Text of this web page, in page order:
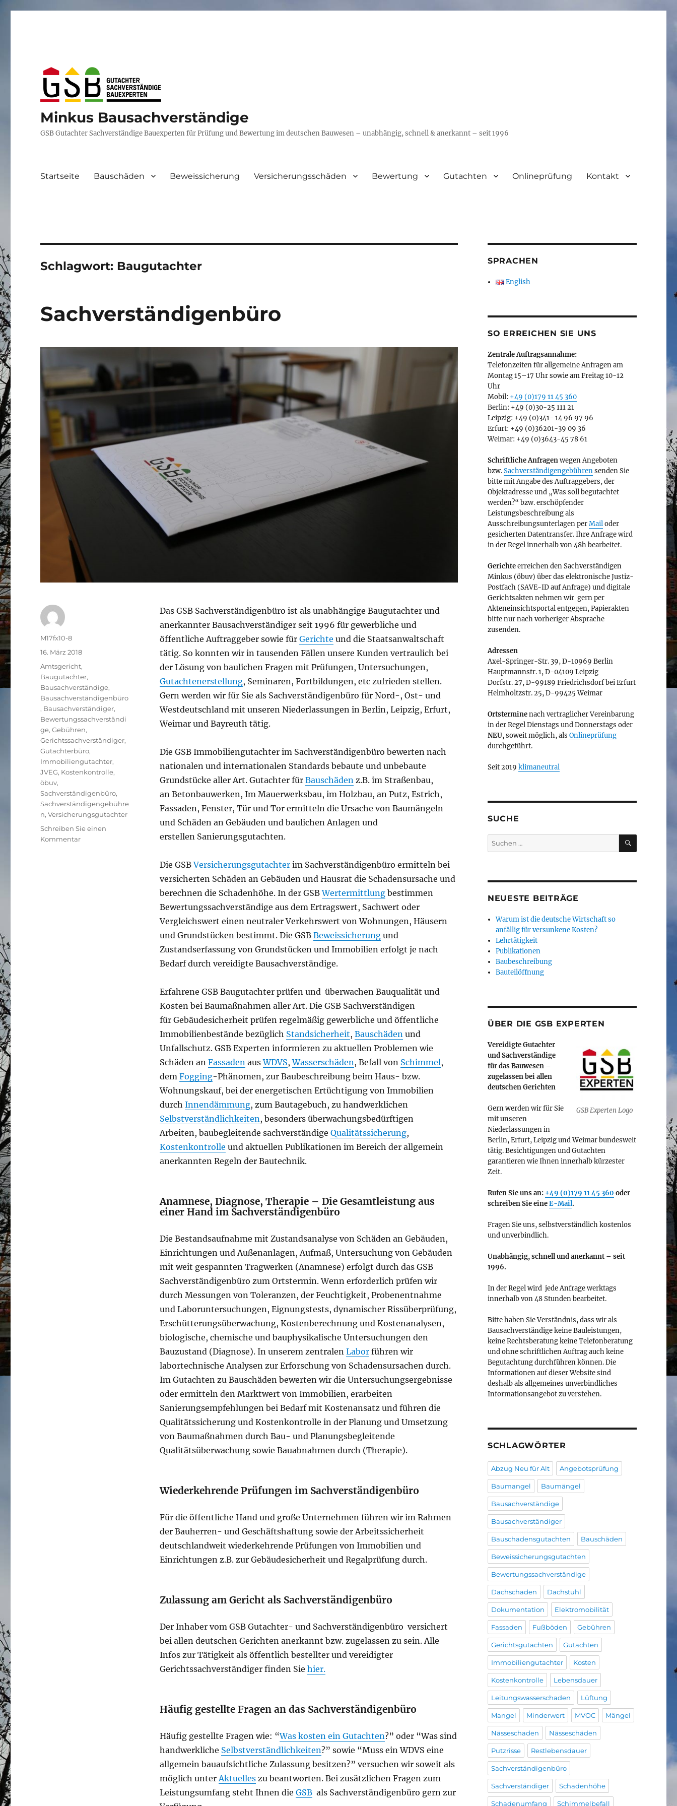
Minkus Bausachverständige
GSB Gutachter Sachverständige Bauexperten für Prüfung und Bewertung im deutschen Bauwesen – unabhängig, schnell & anerkannt – seit 1996
Startseite Bauschäden Beweissicherung Versicherungsschäden Bewertung Gutachten Onlineprüfung Kontakt
Schlagwort: Baugutachter
Sachverständigenbüro
Das GSB Sachverständigenbüro ist als unabhängige Baugutachter und
anerkannter Bausachverständiger seit 1996 für gewerbliche und
öffentliche Auftraggeber sowie für Gerichte und die Staatsanwaltschaft
tätig. So konnten wir in tausenden Fällen unsere Kunden vertraulich bei
der Lösung von baulichen Fragen mit Prüfungen, Untersuchungen,
Gutachtenerstellung, Seminaren, Fortbildungen, etc zufrieden stellen.
Gern werden wir für Sie als Sachverständigenbüro für Nord-, Ost- und
Westdeutschland mit unseren Niederlassungen in Berlin, Leipzig, Erfurt,
Weimar und Bayreuth tätig.
Die GSB Immobiliengutachter im Sachverständigenbüro bewerten nach
nationalen und internationalen Standards bebaute und unbebaute
Grundstücke aller Art. Gutachter für Bauschäden z.B. im Straßenbau,
an Betonbauwerken, Im Mauerwerksbau, im Holzbau, an Putz, Estrich,
Fassaden, Fenster, Tür und Tor ermitteln die Ursache von Baumängeln
und Schäden an Gebäuden und baulichen Anlagen und
erstellen Sanierungsgutachten.
Die GSBVersicherungsgutachterim Sachverständigenbüro ermitteln bei
versicherten Schäden an Gebäuden und Hausrat die Schadensursache und
berechnen die Schadenhöhe. In der GSBWertermittlungbestimmen
Bewertungssachverständige aus dem Ertragswert, Sachwert oder
Vergleichswert einen neutraler Verkehrswert von Wohnungen, Häusern
und Grundstücken bestimmt. Die GSB Beweissicherungund
Zustandserfassung von Grundstücken und Immobilien erfolgt je nach
Bedarf durch vereidigte Bausachverständige.
Erfahrene GSB Baugutachter prüfen und überwachen Bauqualität und
Kosten bei Baumaßnahmen aller Art. Die GSB Sachverständigen
für Gebäudesicherheit prüfen regelmäßig gewerbliche und öffentliche
Immobilienbestände bezüglich Standsicherheit, Bauschäden und
Unfallschutz. GSB Experten informieren zu aktuellen Problemen wie
Schäden an Fassaden ausWDVS,Wasserschäden , Befall von Schimmel,
dem Fogging-Phänomen, zur Baubeschreibung beim Haus- bzw.
Wohnungskauf, bei der energetischen Ertüchtigung von Immobilien
durch Innendämmung, zum Bautagebuch, zu handwerklichen
Selbstverständlichkeiten , besonders überwachungsbedürftigen
Arbeiten, baubegleitende sachverständige Qualitätssicherung,
Kostenkontrolle und aktuellen Publikationen im Bereich der allgemein
anerkannten Regeln der Bautechnik.
Anamnese, Diagnose, Therapie – Die Gesamtleistung aus
einer Hand im Sachverständigenbüro
Die Bestandsaufnahme mit Zustandsanalyse von Schäden an Gebäuden,
Einrichtungen und Außenanlagen, Aufmaß, Untersuchung von Gebäuden
mit weit gespannten Tragwerken (Anamnese) erfolgt durch das GSB
Sachverständigenbüro zum Ortstermin. Wenn erforderlich prüfen wir
durch Messungen von Toleranzen, der Feuchtigkeit, Probenentnahme
und Laboruntersuchungen, Eignungstests, dynamischer Rissüberprüfung,
Erschütterungsüberwachung, Kostenberechnung und Kostenanalysen,
biologische, chemische und bauphysikalische Untersuchungen den
Bauzustand (Diagnose). In unserem zentralen Laborführen wir
labortechnische Analysen zur Erforschung von Schadensursachen durch.
Im Gutachten zu Bauschäden bewerten wir die Untersuchungsergebnisse
oder ermitteln den Marktwert von Immobilien, erarbeiten
Sanierungsempfehlungen bei Bedarf mit Kostenansatz und führen die
Qualitätssicherung und Kostenkontrolle in der Planung und Umsetzung
von Baumaßnahmen durch Bau- und Planungsbegleitende
Qualitätsüberwachung sowie Bauabnahmen durch (Therapie).
Wiederkehrende Prüfungen im Sachverständigenbüro
Für die öffentliche Hand und große Unternehmen führen wir im Rahmen
der Bauherren- und Geschäftshaftung sowie der Arbeitssicherheit
deutschlandweit wiederkehrende Prüfungen von Immobilien und
Einrichtungen z.B. zur Gebäudesicherheit und Regalprüfung durch.
Zulassung am Gericht als Sachverständigenbüro
Der Inhaber vom GSB Gutachter- und Sachverständigenbüro versichert
bei allen deutschen Gerichten anerkannt bzw. zugelassen zu sein. Alle
Infos zur Tätigkeit als öffentlich bestellter und vereidigter
Gerichtssachverständiger finden Sie hier.
Häufig gestellte Fragen an das Sachverständigenbüro
Häufig gestellte Fragen wie: “Was kosten ein Gutachten?” oder “Was sind
handwerkliche Selbstverständlichkeiten?” sowie “Muss ein WDVS eine
allgemein bauaufsichtliche Zulassung besitzen?” versuchen wir soweit als
möglich unter Aktuelleszu beantworten. Bei zusätzlichen Fragen zum
Leistungsumfang steht Ihnen die GSBals Sachverständigenbüro gern zur
Autor
M17fx10-8
Veröffentlicht
16. März 2018
Schlagwörter
Amtsgericht,
Baugutachter,
Bausachverständige,
Bausachverständigenbüro
, Bausachverständiger,
Bewertungssachverständi
ge,Gebühren,
Gerichtssachverständiger,
Gutachterbüro,
Immobiliengutachter,
JVEG, Kostenkontrolle,
öbuv,
Sachverständigenbüro,
Sachverständigengebühre
n,Versicherungsgutachter
Schreiben Sie einen
Kommentarzu
SPRACHEN
English
SO ERREICHEN SIE UNS
Zentrale Auftragsannahme:
Telefonzeiten für allgemeine Anfragen am
Montag 15–17 Uhr sowie am Freitag 10-12
Uhr
Mobil: +49 (0)179 11 45 360
Berlin: +49 (0)30-25 111 21
Leipzig: +49 (0)341- 14 96 97 96
Erfurt: +49 (0)36201-39 09 36
Weimar: +49 (0)3643-45 78 61
Schriftliche Anfragenwegen Angeboten
bzw.Sachverständigengebührensenden Sie
bitte mit Angabe des Auftraggebers, der
Objektadresse und „Was soll begutachtet
werden?“ bzw. erschöpfender
Leistungsbeschreibung als
Ausschreibungsunterlagen perMailoder
gesicherten Datentransfer. Ihre Anfrage wird
in der Regel innerhalb von 48h bearbeitet.
Gerichteerreichen den Sachverständigen
Minkus (öbuv) über das elektronische Justiz-
Postfach (SAVE-ID auf Anfrage) und digitale
Gerichtsakten nehmen wir gern per
Akteneinsichtsportal entgegen, Papierakten
bitte nur nach vorheriger Absprache
zusenden.
Adressen
Axel-Springer-Str. 39, D-10969 Berlin
Hauptmannstr. 1, D-04109 Leipzig
Dorfstr. 27, D-99189 Friedrichsdorf bei Erfurt
Helmholtzstr. 25, D-99425 Weimar
Ortsterminenach vertraglicher Vereinbarung
in der Regel Dienstags und Donnerstags oder
NEU,soweit möglich, als Onlineprüfung
durchgeführt.
Seit 2019 klimaneutral
SUCHE
Suchen
nach:
SUCHEN
NEUESTE BEITRÄGE
Warum ist die deutsche Wirtschaft so
anfällig für versunkene Kosten?
Lehrtätigkeit
Publikationen
Baubeschreibung
Bauteilöffnung
ÜBER DIE GSB EXPERTEN
GSB Experten Logo
Vereidigte Gutachter
und Sachverständige
für das Bauwesen –
zugelassen bei allen
deutschen Gerichten
Gern werden wir für Sie
mit unseren
Niederlassungen in
Berlin, Erfurt, Leipzig und Weimar bundesweit
tätig. Besichtigungen und Gutachten
garantieren wie Ihnen innerhalb kürzester
Zeit.
Rufen Sie uns an: +49 (0)179 11 45 360 oder
schreiben Sie eineE-Mail.
Fragen Sie uns, selbstverständlich kostenlos
und unverbindlich.
Unabhängig, schnell und anerkannt – seit
1996.
In der Regel wird jede Anfrage werktags
innerhalb von 48 Stunden bearbeitet.
Bitte haben Sie Verständnis, dass wir als
Bausachverständige keine Bauleistungen,
keine Rechtsberatung keine Telefonberatung
und ohne schriftlichen Auftrag auch keine
Begutachtung durchführen können. Die
Informationen auf dieser Website sind
deshalb als allgemeines unverbindliches
Informationsangebot zu verstehen.
SCHLAGWÖRTER
Abzug Neu für Alt Angebotsprüfung
Baumangel Baumängel
Bausachverständige
Bausachverständiger
Bauschadensgutachten Bauschäden
Beweissicherungsgutachten
Bewertungssachverständige
Dachschaden Dachstuhl
Dokumentation Elektromobilität
Fassaden Fußböden Gebühren
Gerichtsgutachten Gutachten
Immobiliengutachter Kosten
Kostenkontrolle Lebensdauer
Leitungswasserschaden Lüftung
Mangel Minderwert MVOC Mängel
Nässeschaden Nässeschäden
Putzrisse Restlebensdauer
Sachverständigenbüro
Sachverständiger Schadenhöhe
Schadenumfang Schimmelbefall